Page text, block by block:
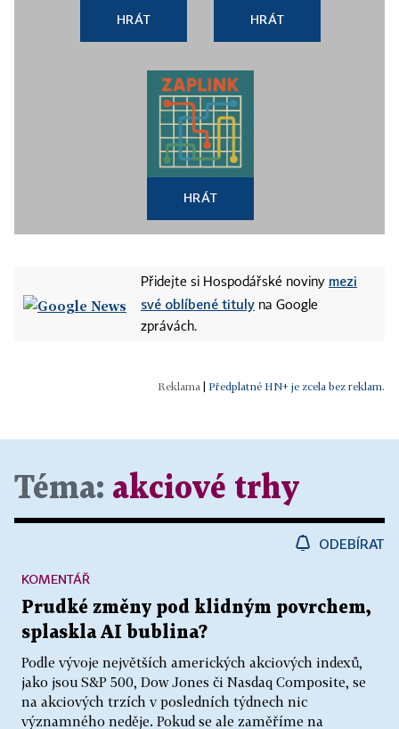
HRÁT HRÁT
HRÁT
Přidejte si Hospodářské noviny mezi
své oblíbené tituly na Google
zprávách.
Předplatné HN+ je zcela bez reklam.
Téma: akciové trhy
ODEBÍRAT
Prudké změny pod klidným povrchem,
splaskla AI bublina?
Podle vývoje největších amerických akciových indexů,
jako jsou S&P 500, Dow Jones či Nasdaq Composite, se
na akciových trzích v posledních týdnech nic
významného neděje. Pokud se ale zaměříme na
KOMENTÁŘ